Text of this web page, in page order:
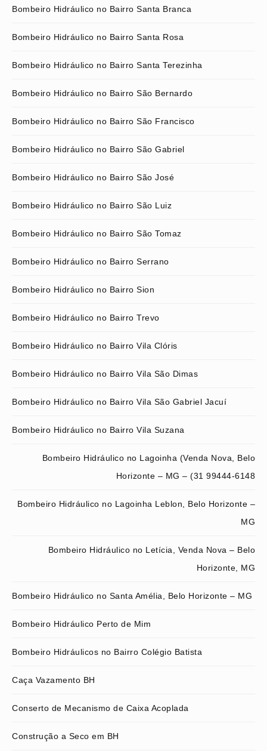
Bombeiro Hidráulico no Bairro Santa Branca
Bombeiro Hidráulico no Bairro Santa Rosa
Bombeiro Hidráulico no Bairro Santa Terezinha
Bombeiro Hidráulico no Bairro São Bernardo
Bombeiro Hidráulico no Bairro São Francisco
Bombeiro Hidráulico no Bairro São Gabriel
Bombeiro Hidráulico no Bairro São José
Bombeiro Hidráulico no Bairro São Luiz
Bombeiro Hidráulico no Bairro São Tomaz
Bombeiro Hidráulico no Bairro Serrano
Bombeiro Hidráulico no Bairro Sion
Bombeiro Hidráulico no Bairro Trevo
Bombeiro Hidráulico no Bairro Vila Clóris
Bombeiro Hidráulico no Bairro Vila São Dimas
Bombeiro Hidráulico no Bairro Vila São Gabriel Jacuí
Bombeiro Hidráulico no Bairro Vila Suzana
Bombeiro Hidráulico no Lagoinha (Venda Nova, Belo
Horizonte – MG – (31 99444-6148
Bombeiro Hidráulico no Lagoinha Leblon, Belo Horizonte –
MG
Bombeiro Hidráulico no Letícia, Venda Nova – Belo
Horizonte, MG
Bombeiro Hidráulico no Santa Amélia, Belo Horizonte – MG
Bombeiro Hidráulico Perto de Mim
Bombeiro Hidráulicos no Bairro Colégio Batista
Caça Vazamento BH
Conserto de Mecanismo de Caixa Acoplada
Construção a Seco em BH